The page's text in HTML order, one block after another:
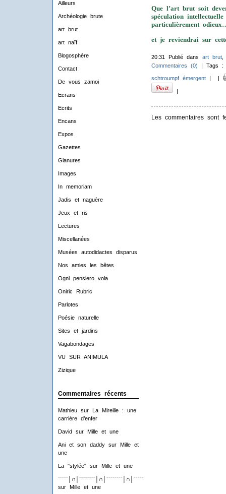
Ailleurs
Archéologie brute
art brut
art naïf
Blogosphère
Contact
De vous zamoi
Ecrans
Ecrits
Encans
Expos
Gazettes
Glanures
Images
In memoriam
Jadis et naguère
Jeux et ris
Lectures
Miscellanées
Musées autodidactes disparus
Nos amies les bêtes
Ogni pensiero vola
Oniric Rubric
Parlotes
Poésie naturelle
Sites et jardins
Vagabondages
VU SUR ANIMULA
Zizique
Commentaires récents
Mathieusur
La Mireille : une
carrière d’enfer
David sur Mille et une
Ani et son daddysur
Mille et
une
La "stylée"sur Mille et une
ˉˉˉˉˉ│∩│ˉˉˉˉˉˉˉˉ│∩│ˉˉˉˉˉˉˉˉ│∩│ˉˉˉˉˉˉˉˉ│∩│ˉˉˉˉ
sur
Mille et une
Que l’art brut soit
spéculation
particulièrement
et je reviendrai sur
20:31 Publié dans art brut
Commentaires (0) | Tags
schtroumpf émergent|
|
Les commentaires sont